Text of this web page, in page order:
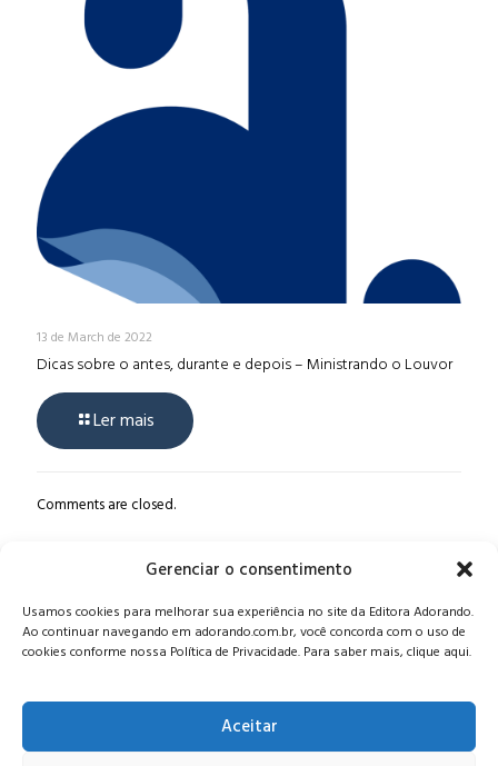
Gerenciar o consentimento
Usamos cookies para melhorar sua experiência no site da Editora Adorando.
Ao continuar navegando em adorando.com.br, você concorda com o uso de
cookies conforme nossa Política de Privacidade. Para saber mais, clique aqui.
Aceitar
13 de March de 2022
Dicas sobre o antes, durante e depois – Ministrando o Louvor
Ler mais
Comments are closed.
Alameda Oscar Niemeyer, 1033 – 7º Andar - Portaria 04, Vila da
Serra - Nova Lima/MG, CEP: 34006-065 - MG
CONTATO:editora@adorando.com.br